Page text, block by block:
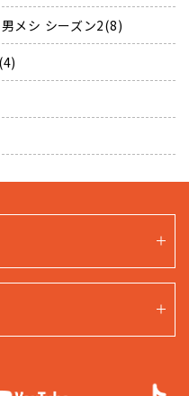
メシ シーズン2(8)